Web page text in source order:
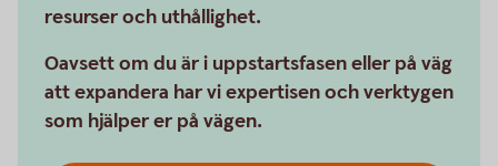
resurser och uthållighet.
Oavsett om du är i uppstartsfasen eller på väg
att expandera har vi expertisen och verktygen
som hjälper er på vägen.